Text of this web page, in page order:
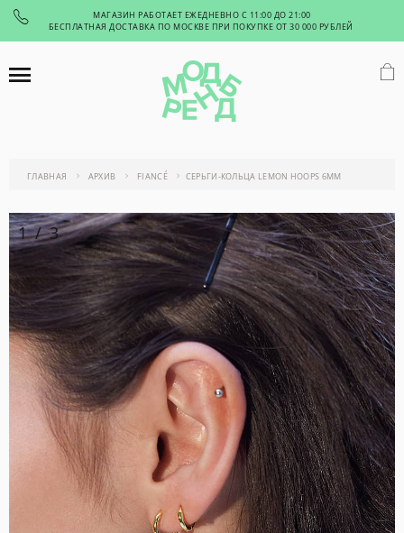
МАГАЗИН РАБОТАЕТ ЕЖЕДНЕВНО С 11:00 ДО 21:00
БЕСПЛАТНАЯ ДОСТАВКА ПО МОСКВЕ ПРИ ПОКУПКЕ ОТ 30 000 РУБЛЕЙ
ГЛАВНАЯ АРХИВ FIANCÉ СЕРЬГИ-КОЛЬЦА LEMON HOOPS 6MM
1/3